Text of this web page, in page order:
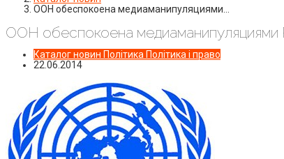
ООН обеспокоена медиаманипуляциями…
ООН обеспокоена медиаманипуляциями
Каталог новин Політика Політика і право
22.06.2014